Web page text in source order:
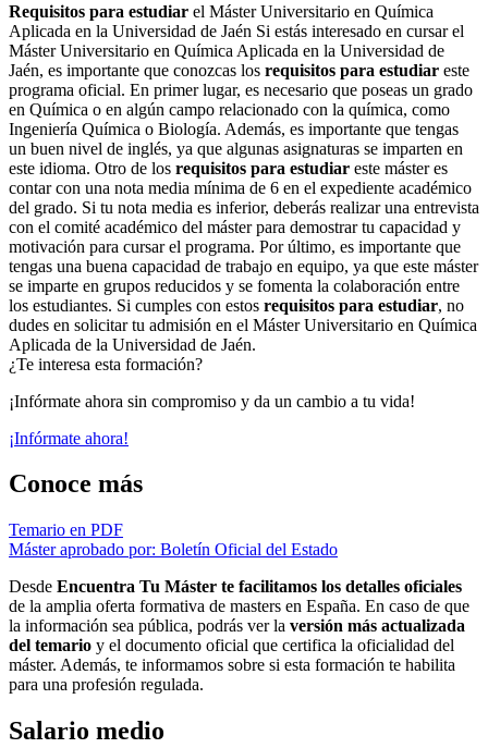
Requisitos para estudiar el Máster Universitario en Química
Aplicada en la Universidad de Jaén Si estás interesado en cursar el
Máster Universitario en Química Aplicada en la Universidad de
Jaén, es importante que conozcas los requisitos para estudiar este
programa oficial. En primer lugar, es necesario que poseas un grado
en Química o en algún campo relacionado con la química, como
Ingeniería Química o Biología. Además, es importante que tengas
un buen nivel de inglés, ya que algunas asignaturas se imparten en
este idioma. Otro de los requisitos para estudiar este máster es
contar con una nota media mínima de 6 en el expediente académico
del grado. Si tu nota media es inferior, deberás realizar una entrevista
con el comité académico del máster para demostrar tu capacidad y
motivación para cursar el programa. Por último, es importante que
tengas una buena capacidad de trabajo en equipo, ya que este máster
se imparte en grupos reducidos y se fomenta la colaboración entre
los estudiantes. Si cumples con estos requisitos para estudiar, no
dudes en solicitar tu admisión en el Máster Universitario en Química
Aplicada de la Universidad de Jaén.
¿Te interesa esta formación?
¡Infórmate ahora sin compromiso y da un cambio a tu vida!
¡Infórmate ahora!
Conoce más
Temario en PDF
Máster aprobado por: Boletín Oficial del Estado
Desde Encuentra Tu Máster te facilitamos los detalles oficiales
de la amplia oferta formativa de masters en España. En caso de que
la información sea pública, podrás ver la versión más actualizada
del temario y el documento oficial que certifica la oficialidad del
máster. Además, te informamos sobre si esta formación te habilita
para una profesión regulada.
Salario medio